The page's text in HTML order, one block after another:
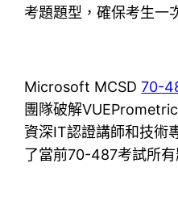
考題題型，確保考生一
Microsoft MCSD70-
團隊破解
資深IT認證講師和技術
了當前70-487考試所有